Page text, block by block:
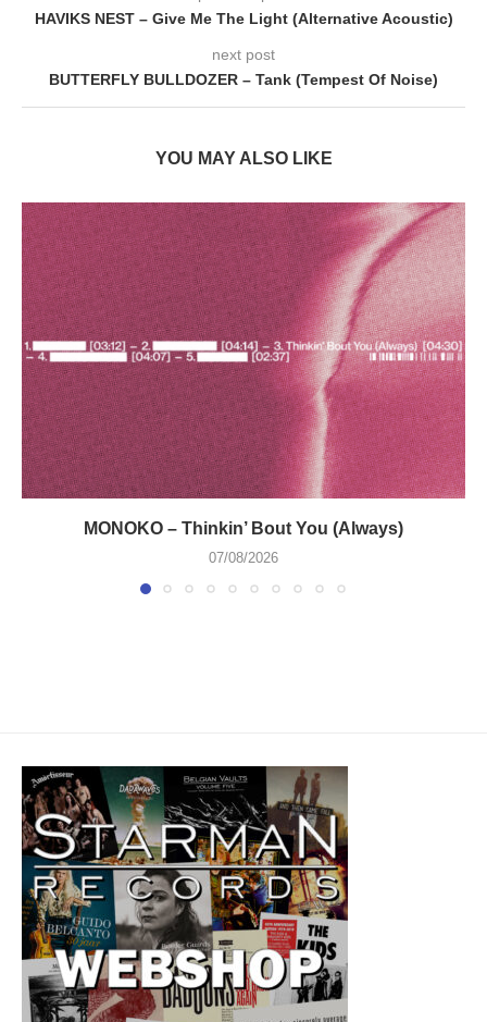
HAVIKS NEST – Give Me The Light (Alternative Acoustic)
next post
BUTTERFLY BULLDOZER – Tank (Tempest Of Noise)
YOU MAY ALSO LIKE
MONOKO – Thinkin’ Bout You (Always)
07/08/2026